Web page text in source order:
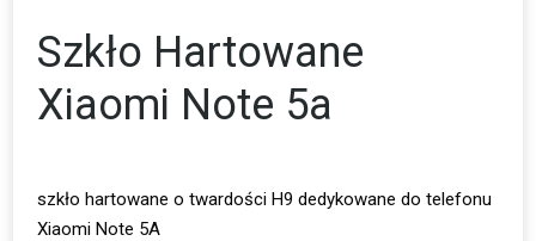
Szkło Hartowane
Xiaomi Note 5a
szkło hartowane o twardości H9 dedykowane do telefonu
Xiaomi Note 5A